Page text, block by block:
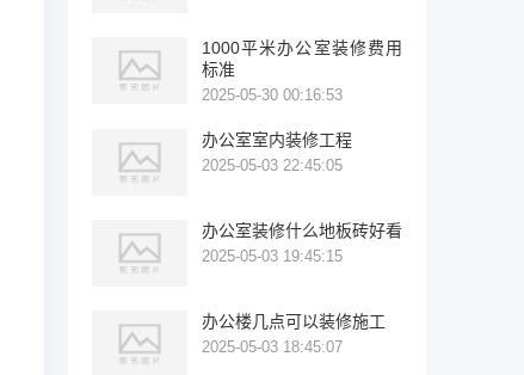
1000平米办公室装修费用
标准
2025-05-30 00:16:53
办公室室内装修工程
2025-05-03 22:45:05
办公室装修什么地板砖好看
2025-05-03 19:45:15
办公楼几点可以装修施工
2025-05-03 18:45:07